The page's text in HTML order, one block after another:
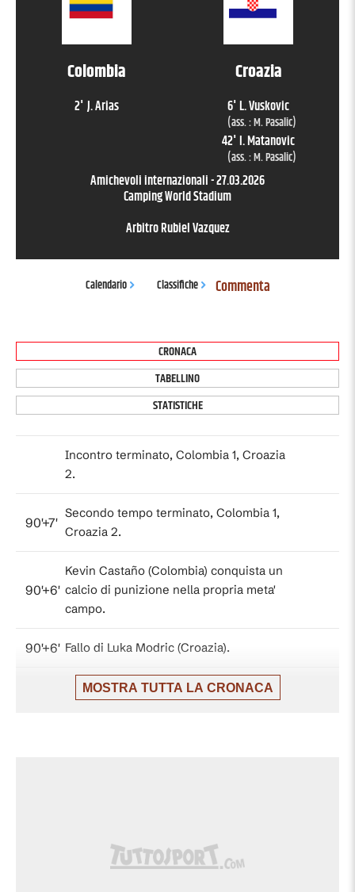
Colombia
2' J. Arias
Croazia
6' L. Vuskovic
(ass. :M. Pasalic)
42' I. Matanovic
(ass. :M. Pasalic)
Amichevoli internazionali-27.03.2026
Camping World Stadium
ArbitroRubiel Vazquez
Calendario Classifiche Commenta
CRONACA
TABELLINO
STATISTICHE
Incontro terminato, Colombia 1, Croazia
2.
90'+7'
Secondo tempo terminato, Colombia 1,
Croazia 2.
90'+6'
Kevin Castaño (Colombia) conquista un
calcio di punizione nella propria meta'
campo.
90'+6' Fallo di Luka Modric (Croazia).
Deiver Machado (Colombia) conquista un
Fallo di Petar Musa (Croazia).
MOSTRA TUTTA LA CRONACA